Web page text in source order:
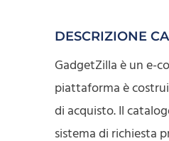
DESCRIZIONE
GadgetZilla è un e-
piattaforma è
di acquisto. Il
sistema di richiesta